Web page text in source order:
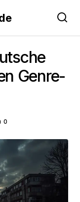
Genre-
0